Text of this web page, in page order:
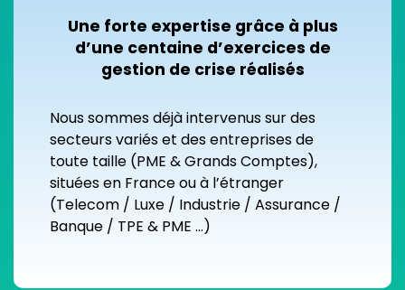
Une forte expertise grâce à plus
d’une centaine d’exercices de
gestion de crise réalisés
Nous sommes déjà intervenus sur des
secteurs variés et des entreprises de
toute taille (PME & Grands Comptes),
situées en France ou à l’étranger
(Telecom / Luxe / Industrie / Assurance /
Banque / TPE & PME …)